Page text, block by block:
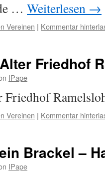
… Weiterlesen →
Vereinen | Kommentar
Friedhof
IPape
Friedhof
Vereinen | Kommentar
Brackel –
IPape